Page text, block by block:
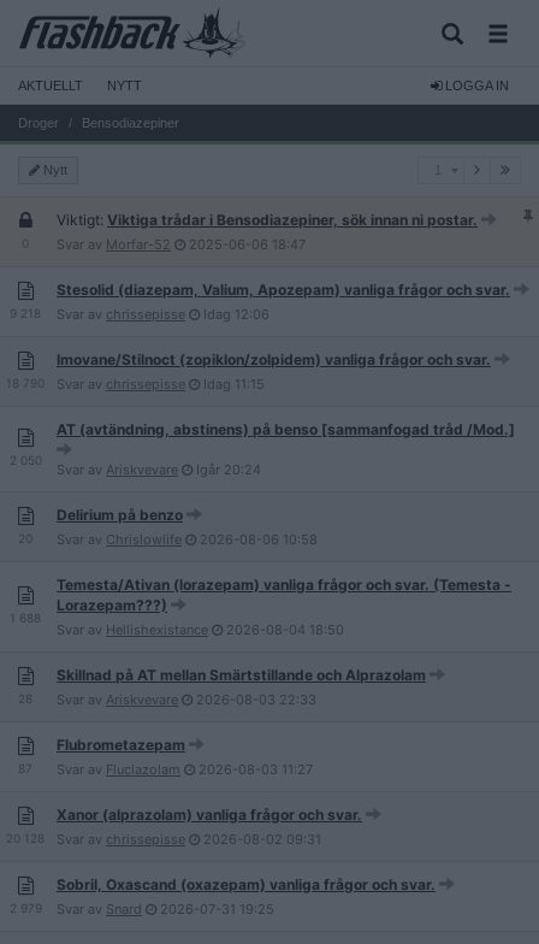
AKTUELLT NYTT LOGGA IN
Droger Bensodiazepiner
Nytt
0
Viktigt: Viktiga trådar i Bensodiazepiner, sök innan ni postar.
Svar av Morfar-52 2025-06-06 18:47
9 218
Stesolid (diazepam, Valium, Apozepam) vanliga frågor och svar.
Svar av chrissepisse Idag 12:06
18 790
Imovane/Stilnoct (zopiklon/zolpidem) vanliga frågor och svar.
Svar av chrissepisse Idag 11:15
2 050
AT (avtändning, abstinens) på benso [sammanfogad tråd /Mod.]
Svar av Ariskvevare Igår 20:24
20
Delirium på benzo
Svar av Chrislowlife 2026-08-06 10:58
1 688
Temesta/Ativan (lorazepam) vanliga frågor och svar. (Temesta -
Lorazepam???)
Svar av Hellishexistance 2026-08-04 18:50
28
Skillnad på AT mellan Smärtstillande och Alprazolam
Svar av Ariskvevare 2026-08-03 22:33
87
Flubrometazepam
Svar av Fluclazolam 2026-08-03 11:27
20 128
Xanor (alprazolam) vanliga frågor och svar.
Svar av chrissepisse 2026-08-02 09:31
2 979
Sobril, Oxascand (oxazepam) vanliga frågor och svar.
Svar av Snard 2026-07-31 19:25